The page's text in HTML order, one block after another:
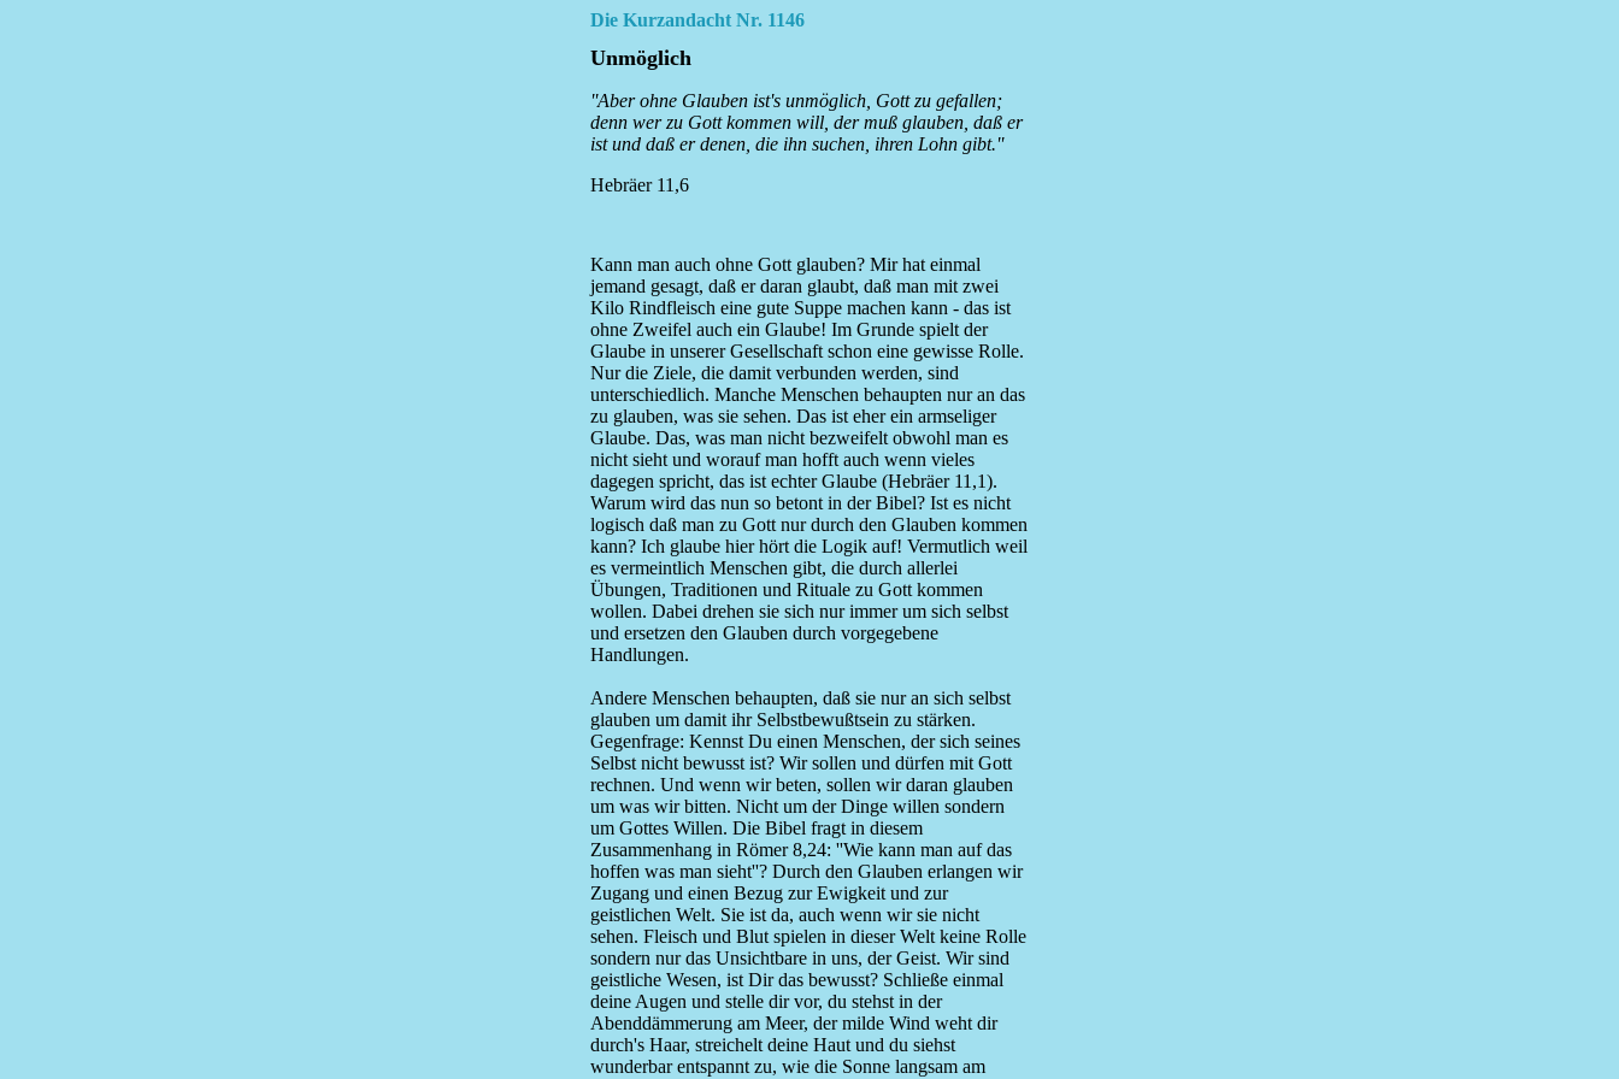
Die Kurzandacht Nr. 1146
Unmöglich
''Aber ohne Glauben ist's unmöglich, Gott zu gefallen;
denn wer zu Gott kommen will, der muß glauben, daß er
ist und daß er denen, die ihn suchen, ihren Lohn gibt.''
Hebräer 11,6
Kann man auch ohne Gott glauben? Mir hat einmal
jemand gesagt, daß er daran glaubt, daß man mit zwei
Kilo Rindfleisch eine gute Suppe machen kann - das ist
ohne Zweifel auch ein Glaube! Im Grunde spielt der
Glaube in unserer Gesellschaft schon eine gewisse Rolle.
Nur die Ziele, die damit verbunden werden, sind
unterschiedlich. Manche Menschen behaupten nur an das
zu glauben, was sie sehen. Das ist eher ein armseliger
Glaube. Das, was man nicht bezweifelt obwohl man es
nicht sieht und worauf man hofft auch wenn vieles
dagegen spricht, das ist echter Glaube (Hebräer 11,1).
Warum wird das nun so betont in der Bibel? Ist es nicht
logisch daß man zu Gott nur durch den Glauben kommen
kann? Ich glaube hier hört die Logik auf! Vermutlich weil
es vermeintlich Menschen gibt, die durch allerlei
Übungen, Traditionen und Rituale zu Gott kommen
wollen. Dabei drehen sie sich nur immer um sich selbst
und ersetzen den Glauben durch vorgegebene
Handlungen.
Andere Menschen behaupten, daß sie nur an sich selbst
glauben um damit ihr Selbstbewußtsein zu stärken.
Gegenfrage: Kennst Du einen Menschen, der sich seines
Selbst nicht bewusst ist? Wir sollen und dürfen mit Gott
rechnen. Und wenn wir beten, sollen wir daran glauben
um was wir bitten. Nicht um der Dinge willen sondern
um Gottes Willen. Die Bibel fragt in diesem
Zusammenhang in Römer 8,24: ''Wie kann man auf das
hoffen was man sieht''? Durch den Glauben erlangen wir
Zugang und einen Bezug zur Ewigkeit und zur
geistlichen Welt. Sie ist da, auch wenn wir sie nicht
sehen. Fleisch und Blut spielen in dieser Welt keine Rolle
sondern nur das Unsichtbare in uns, der Geist. Wir sind
geistliche Wesen, ist Dir das bewusst? Schließe einmal
deine Augen und stelle dir vor, du stehst in der
Abenddämmerung am Meer, der milde Wind weht dir
durch's Haar, streichelt deine Haut und du siehst
wunderbar entspannt zu, wie die Sonne langsam am